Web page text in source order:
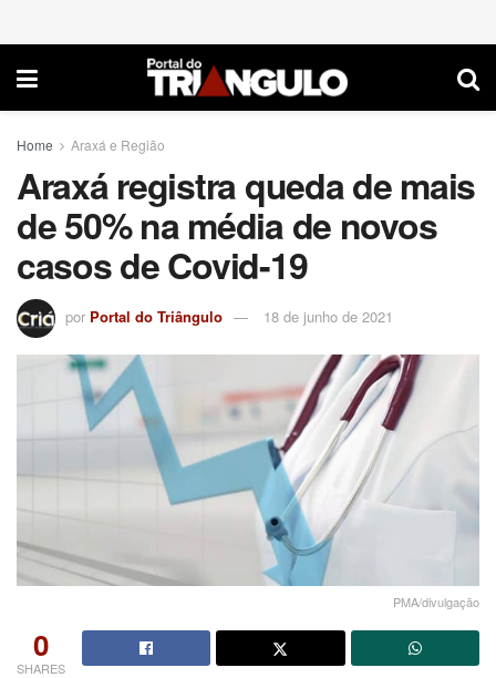
Home Araxá e Região
Araxá registra queda de mais
de 50% na média de novos
casos de Covid-19
por Portal do Triângulo 18 de junho de 2021
PMA/divulgação
0
SHARES